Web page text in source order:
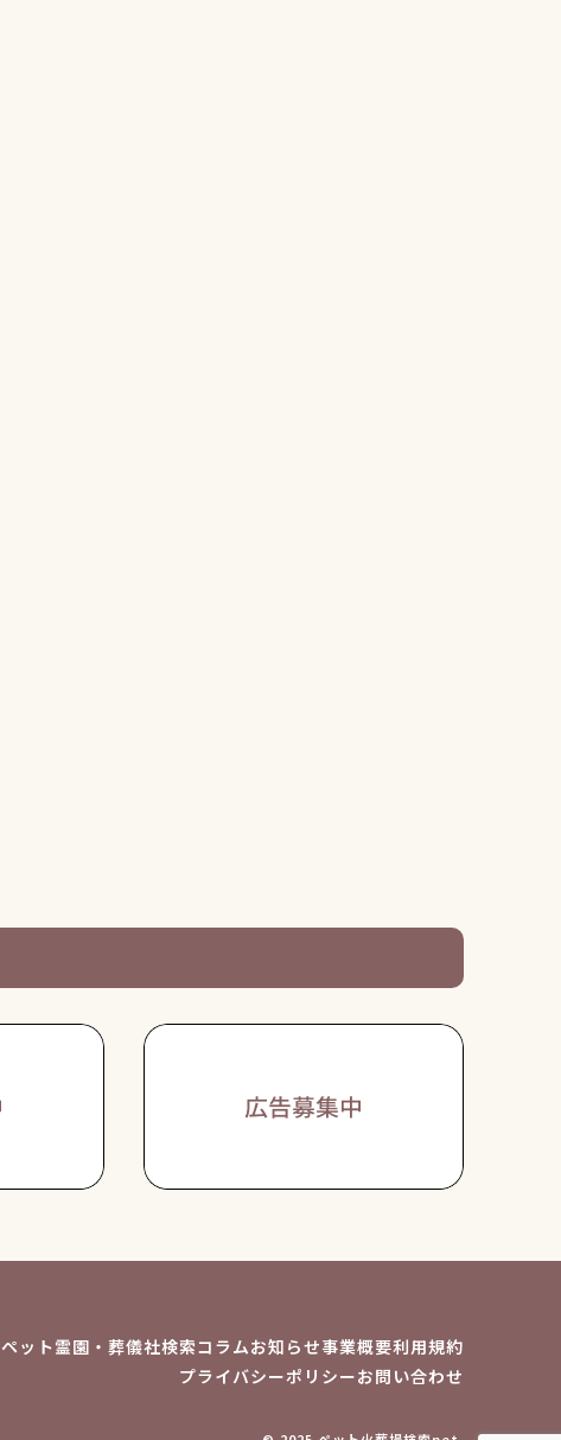
ペット霊園・葬儀社検索コラムお知らせ事業概要利用規約
プライバシーポリシーお問い合わせ